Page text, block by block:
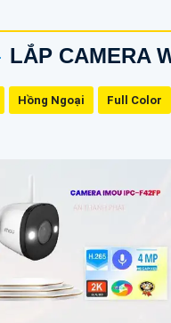
LẮP CAMERA
Hồng Ngoại Full Color